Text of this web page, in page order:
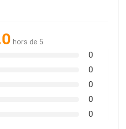
hors de 5
0
0
0
0
0